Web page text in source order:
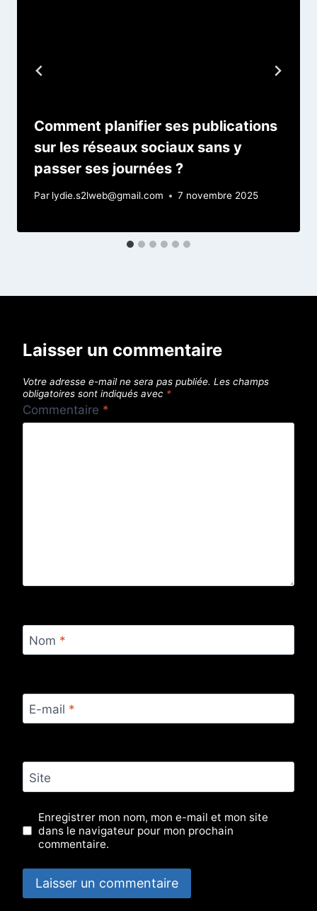
Comment planifier ses publications
sur les réseaux sociaux sans y
passer ses journées ?
Par lydie.s2lweb@gmail.com 7 novembre 2025
Laisser un commentaire
Votre adresse e-mail ne sera pas publiée. Les champs
obligatoires sont indiqués avec *
Commentaire *
Nom *
E-mail *
Site
Enregistrer mon nom, mon e-mail et mon site
dans le navigateur pour mon prochain
commentaire.